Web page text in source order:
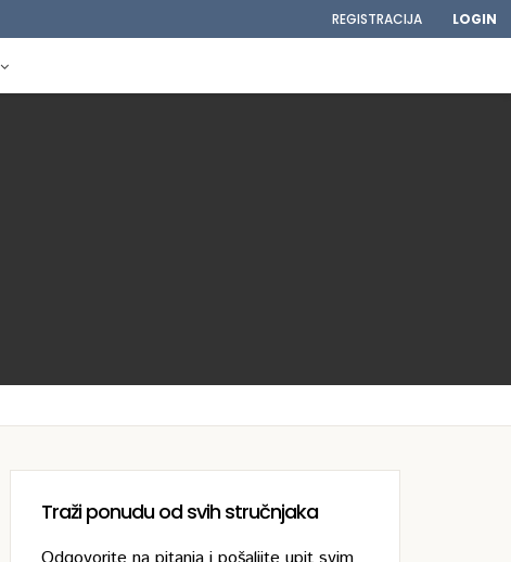
REGISTRACIJA LOGIN
Traži ponudu od svih stručnjaka